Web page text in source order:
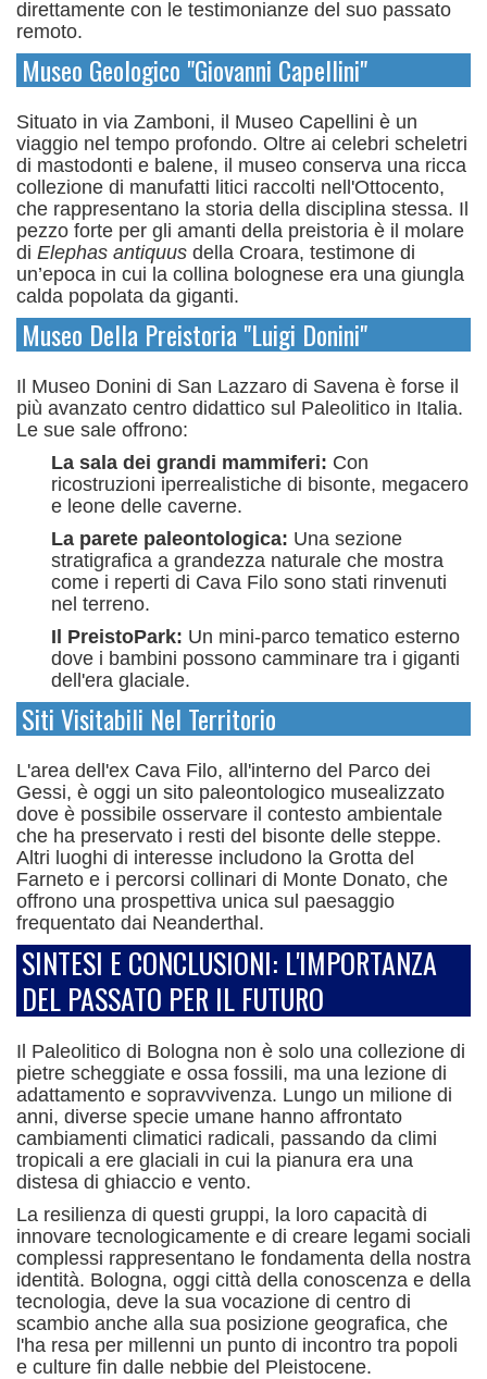
direttamente con le testimonianze del suo passato
remoto.
Museo Geologico "Giovanni Capellini"
Situato in via Zamboni, il Museo Capellini è un
viaggio nel tempo profondo. Oltre ai celebri scheletri
di mastodonti e balene, il museo conserva una ricca
collezione di manufatti litici raccolti nell'Ottocento,
che rappresentano la storia della disciplina stessa. Il
pezzo forte per gli amanti della preistoria è il molare
di Elephas antiquus della Croara, testimone di
un’epoca in cui la collina bolognese era una giungla
calda popolata da giganti.
Museo Della Preistoria "Luigi Donini"
Il Museo Donini di San Lazzaro di Savena è forse il
più avanzato centro didattico sul Paleolitico in Italia.
Le sue sale offrono:
La sala dei grandi mammiferi: Con
ricostruzioni iperrealistiche di bisonte, megacero
e leone delle caverne.
La parete paleontologica: Una sezione
stratigrafica a grandezza naturale che mostra
come i reperti di Cava Filo sono stati rinvenuti
nel terreno.
Il PreistoPark: Un mini-parco tematico esterno
dove i bambini possono camminare tra i giganti
dell'era glaciale.
Siti Visitabili Nel Territorio
L'area dell'ex Cava Filo, all'interno del Parco dei
Gessi, è oggi un sito paleontologico musealizzato
dove è possibile osservare il contesto ambientale
che ha preservato i resti del bisonte delle steppe.
Altri luoghi di interesse includono la Grotta del
Farneto e i percorsi collinari di Monte Donato, che
offrono una prospettiva unica sul paesaggio
frequentato dai Neanderthal.
SINTESI E CONCLUSIONI: L'IMPORTANZA
DEL PASSATO PER IL FUTURO
Il Paleolitico di Bologna non è solo una collezione di
pietre scheggiate e ossa fossili, ma una lezione di
adattamento e sopravvivenza. Lungo un milione di
anni, diverse specie umane hanno affrontato
cambiamenti climatici radicali, passando da climi
tropicali a ere glaciali in cui la pianura era una
distesa di ghiaccio e vento.
La resilienza di questi gruppi, la loro capacità di
innovare tecnologicamente e di creare legami sociali
complessi rappresentano le fondamenta della nostra
identità. Bologna, oggi città della conoscenza e della
tecnologia, deve la sua vocazione di centro di
scambio anche alla sua posizione geografica, che
l'ha resa per millenni un punto di incontro tra popoli
e culture fin dalle nebbie del Pleistocene.